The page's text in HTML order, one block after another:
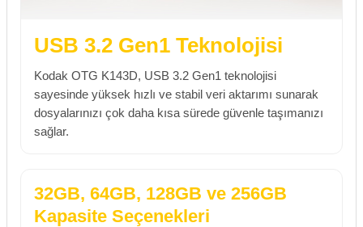
USB 3.2 Gen1 Teknolojisi
Kodak OTG K143D, USB 3.2 Gen1 teknolojisi
sayesinde yüksek hızlı ve stabil veri aktarımı sunarak
dosyalarınızı çok daha kısa sürede güvenle taşımanızı
sağlar.
32GB, 64GB, 128GB ve 256GB
Kapasite Seçenekleri